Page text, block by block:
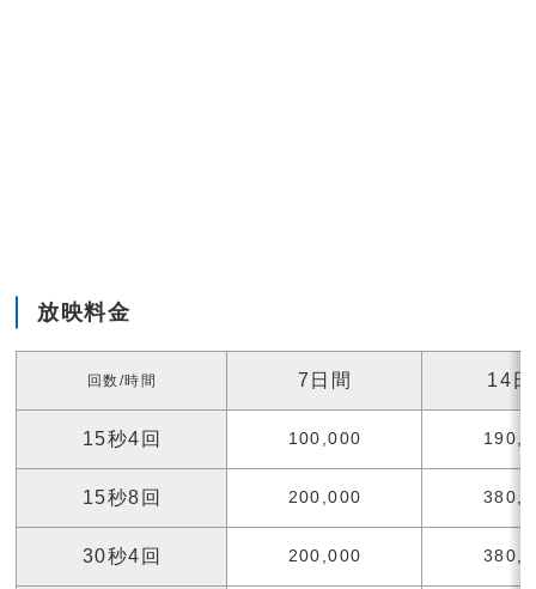
放映料金
回数/時間 7日間 14日
15秒4回 100,000
15秒8回 200,000
30秒4回 200,000